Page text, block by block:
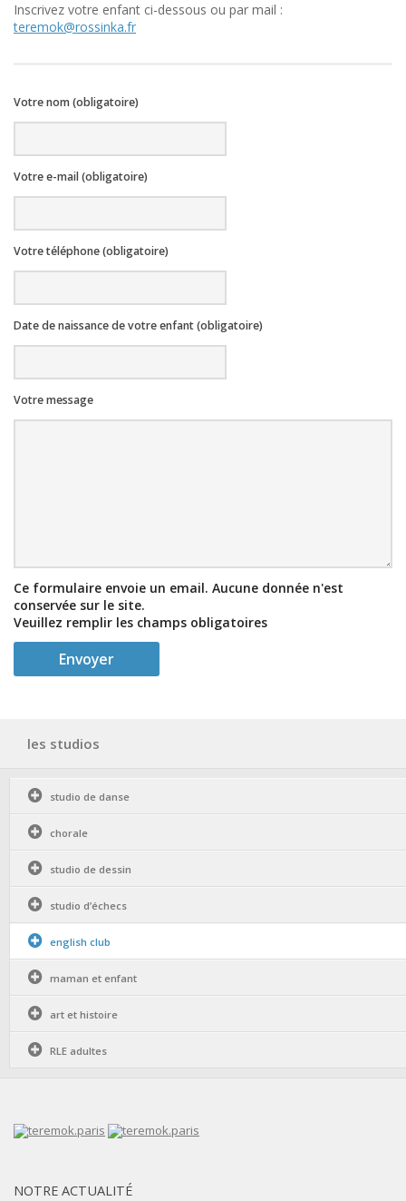
Inscrivez votre enfant ci-dessous ou par mail :
teremok@rossinka.fr
Votre nom (obligatoire)
Votre e-mail (obligatoire)
Votre téléphone (obligatoire)
Date de naissance de votre enfant (obligatoire)
Votre message
Ce formulaire envoie un email. Aucune donnée n'est
conservée sur le site.
Veuillez remplir les champs obligatoires
les studios
studio de danse
chorale
studio de dessin
studio d’échecs
english club
maman et enfant
art et histoire
RLE adultes
NOTRE ACTUALITÉ